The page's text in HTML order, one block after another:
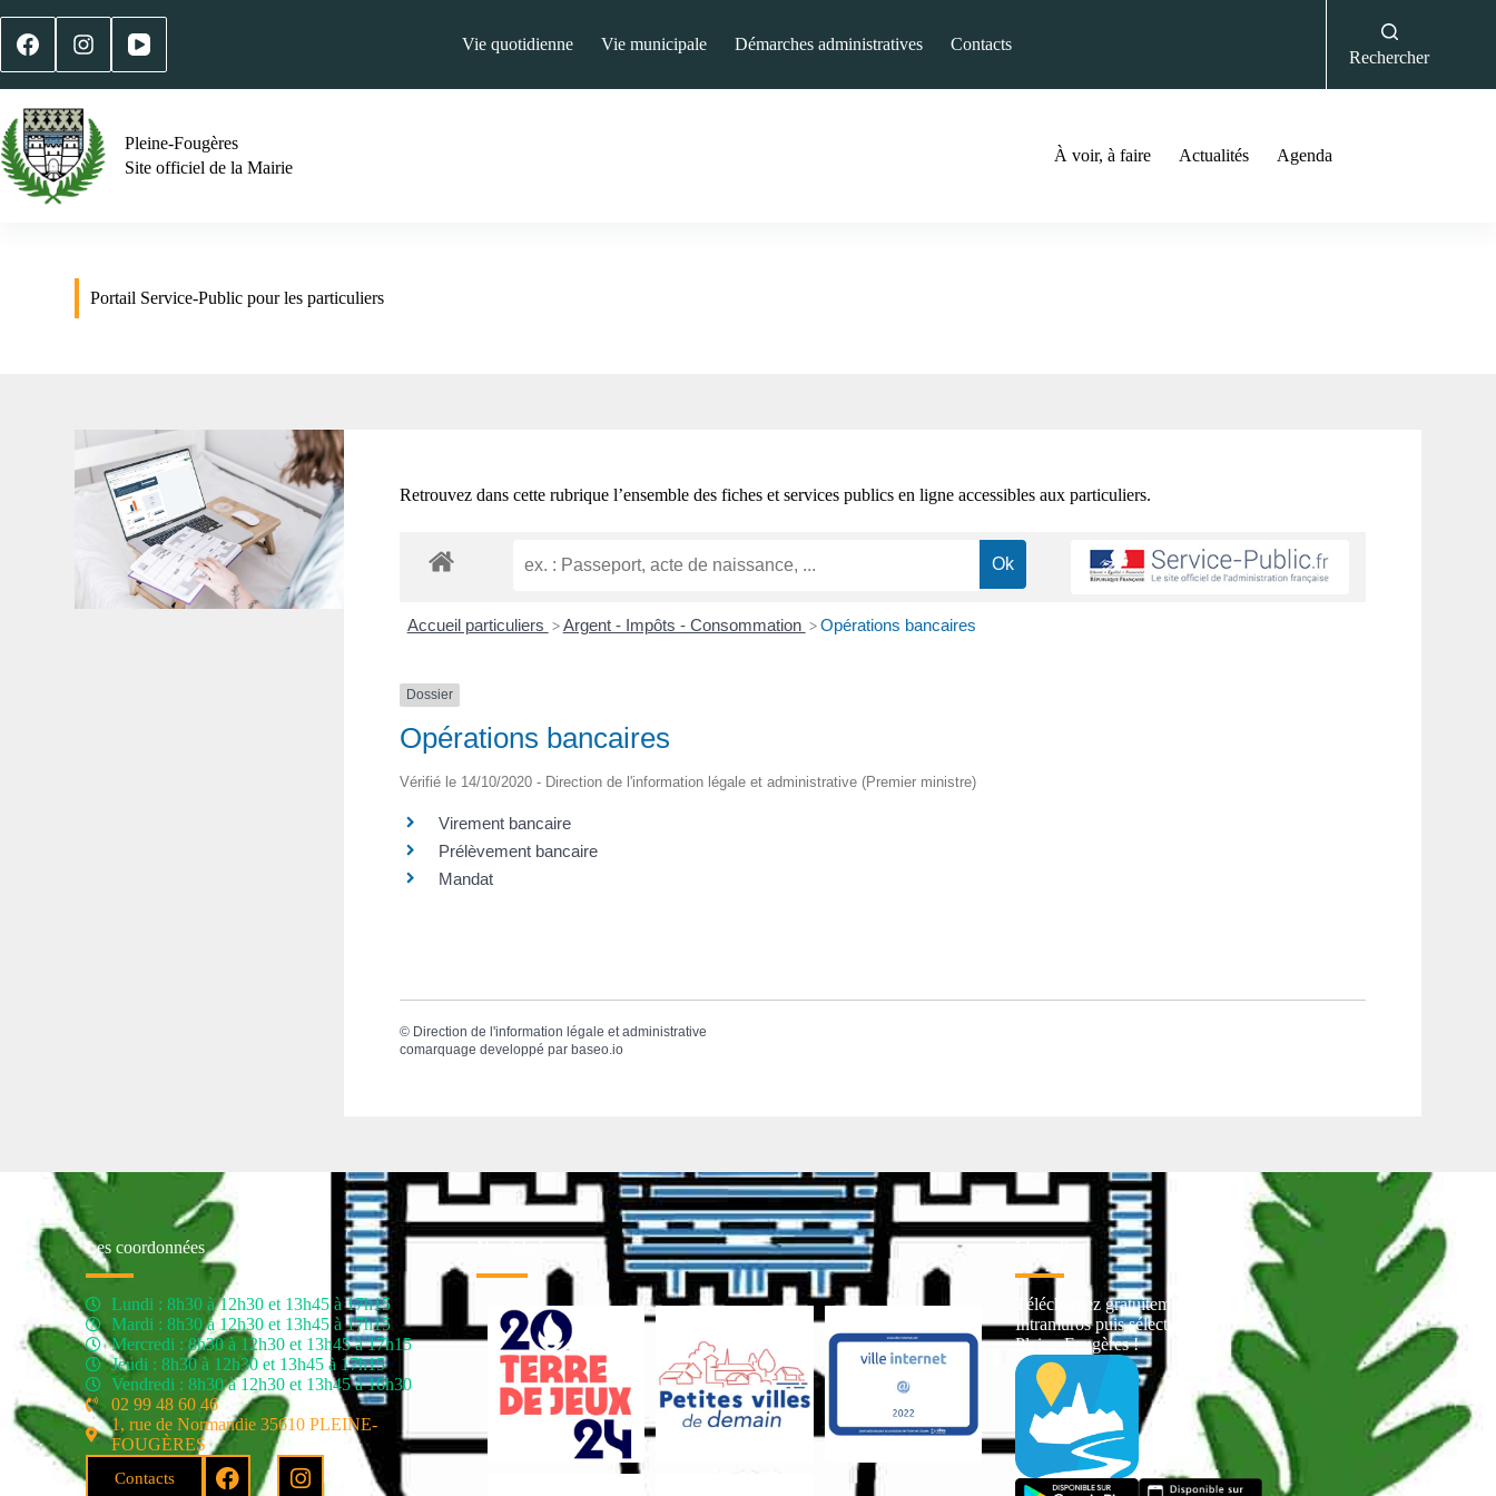
Vie quotidienne Vie municipale Démarches administratives Contacts
Rechercher
Pleine-Fougères
Site officiel de la Mairie
À voir, à faire Actualités Agenda
Portail Service-Public pour les particuliers
Retrouvez dans cette rubrique l’ensemble des fiches et services publics en ligne accessibles aux particuliers.
Accueil particuliers > Argent - Impôts - Consommation > Opérations bancaires
Dossier
Opérations bancaires
Vérifié le 14/10/2020 - Direction de l'information légale et administrative (Premier ministre)
Virement bancaire
Prélèvement bancaire
Mandat
© Direction de l'information légale et administrative
comarquage developpé parbaseo.io
Les coordonnées
Lundi : 8h30 à 12h30 et 13h45 à 17h15
Mardi : 8h30 à 12h30 et 13h45 à 17h15
Mercredi : 8h30 à 12h30 et 13h45 à 17h15
Jeudi : 8h30 à 12h30 et 13h45 à 17h15
Vendredi : 8h30 à 12h30 et 13h45 à 16h30
02 99 48 60 46
1, rue de Normandie 35610 PLEINE-
FOUGÈRES
Contacts
Téléchargez gratuitement
Intramuros puis sélectionnez
Pleine-Fougères !